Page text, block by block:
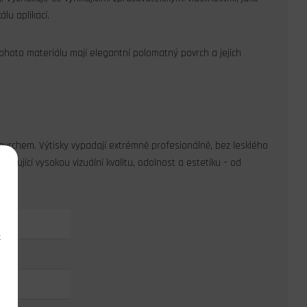
aplikací.
materiálu mají elegantní polomatný povrch a jejich
Výtisky vypadají extrémně profesionálně, bez lesklého
vysokou vizuální kvalitu, odolnost a estetiku – od